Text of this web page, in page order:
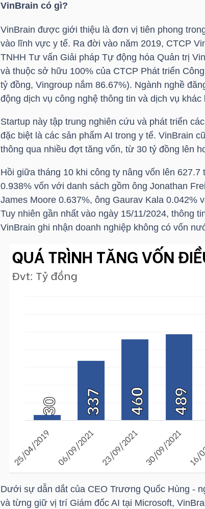
VinBrain có gì?
VinBrain được giới thiệu là đơn vị tiên phong
vào lĩnh vực y tế. Ra đời vào năm 2019, CTCP
TNHH Tư vấn Giải pháp Tự động hóa Quản trị
và thuộc sở hữu 100% của CTCP Phát triển
tỷ đồng, Vingroup nắm 86.67%). Ngành nghề
động dịch vụ công nghệ thông tin và dịch vụ
Startup này tập trung nghiên cứu và phát triển
đặc biệt là các sản phẩm AI trong y tế. VinBrain
thông qua nhiều đợt tăng vốn, từ 30 tỷ đồng lên
Hồi giữa tháng 10 khi công ty nâng vốn lên
0.938% vốn với danh sách gồm ông Jonathan
James Moore 0.637%, ông Gaurav Kala 0.042%
Tuy nhiên gần nhất vào ngày 15/11/2024, thông
VinBrain ghi nhận doanh nghiệp không có vốn
Dưới sự dẫn dắt của CEO Trương Quốc Hùng -
và từng giữ vị trí Giám đốc AI tại Microsoft,